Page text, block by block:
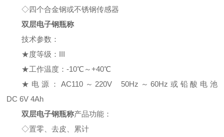
◇四个合金钢或不锈钢传感器
双层电子钢瓶称
技术参数：
★度等级：III
★工作温度：-10℃～+40℃
★电源：AC110～220V 50Hz～60Hz或铅酸电池
DC 6V 4Ah
双层电子钢瓶称产品功能：
◇置零、去皮、累计